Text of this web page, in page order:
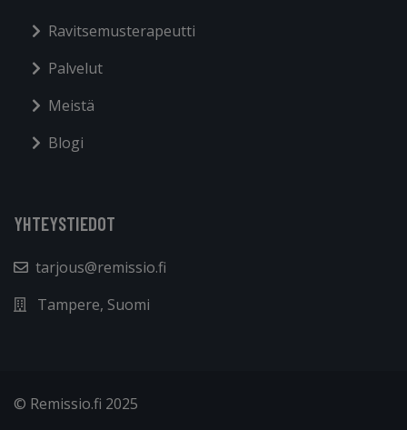
Ravitsemusterapeutti
Palvelut
Meistä
Blogi
YHTEYSTIEDOT
tarjous@remissio.fi
Tampere, Suomi
© Remissio.fi 2025